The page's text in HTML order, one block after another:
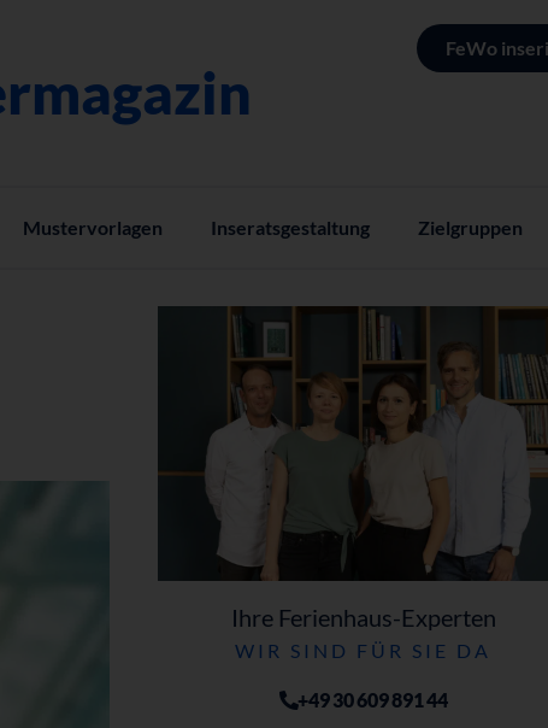
FeWo
Mustervorlagen Inseratsgestaltung Zielgruppen
Ihre Ferienhaus-Experten
WIR SIND FÜR SIE DA
+49 30 609 891 44